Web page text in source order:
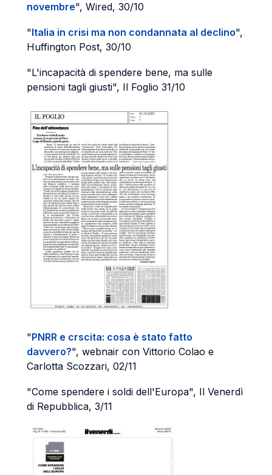
novembre", Wired, 30/10
"Italia in crisi ma non condannata al declino",
Huffington Post, 30/10
"L'incapacità di spendere bene, ma sulle
pensioni tagli giusti", Il Foglio 31/10
"PNRR e crscita: cosa è stato fatto
davvero?", webnair con Vittorio Colao e
Carlotta Scozzari, 02/11
"Come spendere i soldi dell'Europa", Il Venerdì
di Repubblica, 3/11